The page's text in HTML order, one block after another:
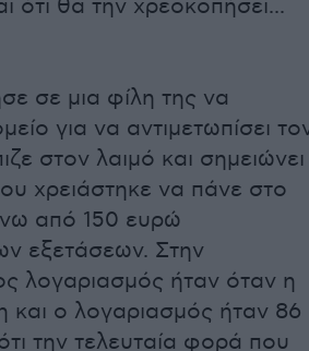
ότι θα την χρεοκοπήσει...
σε μια φίλη της να
για να αντιμετωπίσει
στον λαιμό και σημειώνει
χρειάστηκε να πάνε στο
από 150 ευρώ
εξετάσεων. Στην
λογαριασμός ήταν όταν η
και ο λογαριασμός ήταν 86
την τελευταία φορά που